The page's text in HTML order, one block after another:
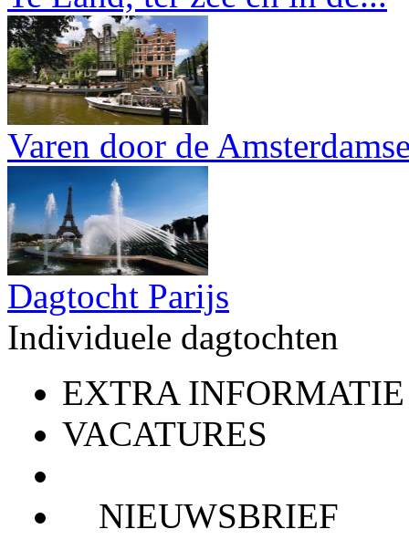
Varen door de
Dagtocht Parijs
Individuele dagtochten
EXTRA INFORMATIE
VACATURES
NIEUWSBRIEF